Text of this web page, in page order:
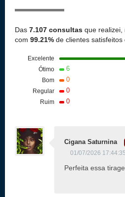
Das 7.107 consultas que realizei,
com 99.21% de clientes
Excelente
Ótimo 6
Bom 0
Regular 0
Ruim 0
Cigana Saturnina
01/07/2026 17:44:35
Perfeita essa